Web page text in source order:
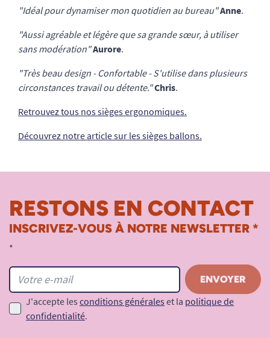
"Idéal pour dynamiser mon quotidien au bureau"Anne.
"Aussi agréable et légère que sa grande sœur, à utiliser
sans modération"Aurore.
"Très beau design - Confortable - S'utilise dans plusieurs
circonstances travail ou détente."Chris.
Retrouvez tous nos sièges ergonomiques.
Découvrez notre article sur les sièges ballons.
RESTONS EN CONTACT
INSCRIVEZ-VOUS À NOTRE NEWSLETTER *
*
J'accepte les conditions générales et la politique de
confidentialité.